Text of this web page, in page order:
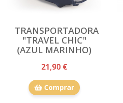
TRANSPORTADORA
"TRAVEL CHIC"
(AZUL MARINHO)
21,90 €
Comprar